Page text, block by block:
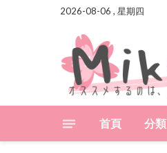
2026-08-06 , 星期四
首頁 分類